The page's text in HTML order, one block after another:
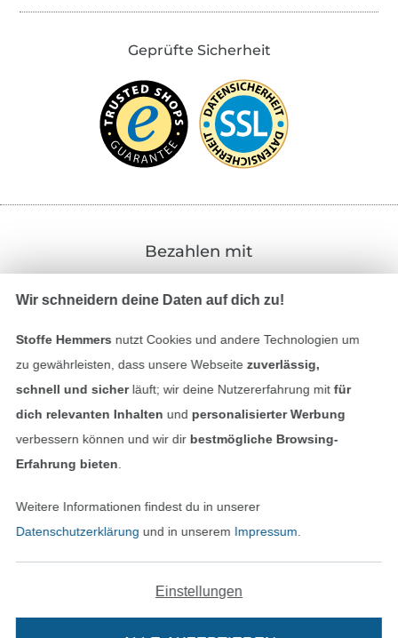
Geprüfte Sicherheit
Bezahlen mit
Unsere Versandpartner
Impressum
Wir schneidern deine Daten auf dich zu!
Stoffe Hemmers nutzt Cookies und andere Technologien um
zu gewährleisten, dass unsere Webseite zuverlässig,
schnell und sicherläuft; wir deine Nutzererfahrung mitfür
dich relevanten Inhalten und personalisierter Werbung
verbessern können und wir dir bestmögliche Browsing-
Erfahrung bieten
Weitere Informationen findest du in unserer
Datenschutzerklärung und in unserem Impressum
Einstellungen